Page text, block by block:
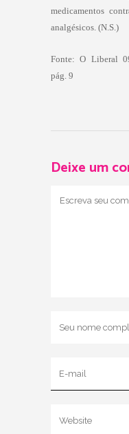
medicamentos
analgésicos. (N.S.)
Fonte: O Liberal
pág. 9
Deixe um